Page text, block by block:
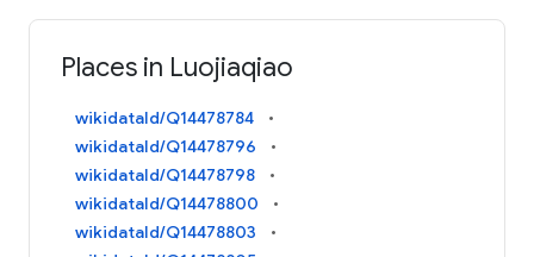
Places in Luojiaqiao
wikidataId/Q14478784
wikidataId/Q14478796
wikidataId/Q14478798
wikidataId/Q14478800
wikidataId/Q14478803